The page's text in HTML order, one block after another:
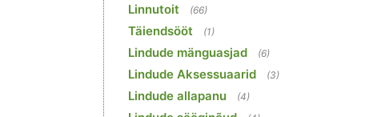
Linnutoit (66)
Täiendsööt (1)
Lindude mänguasjad (6)
Lindude Aksessuaarid (3)
Lindude allapanu (4)